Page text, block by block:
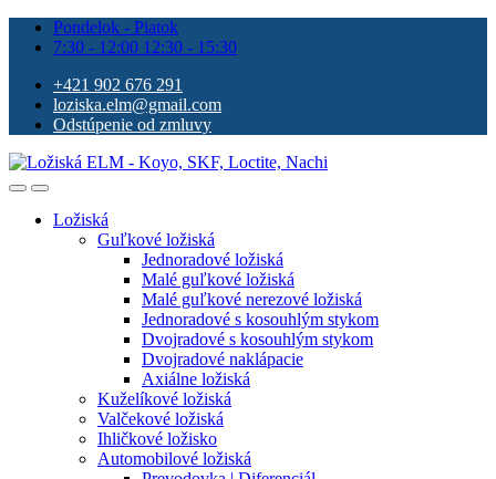
Pondelok - Piatok
7:30 - 12:00 12:30 - 15:30
+421 902 676 291
loziska.elm@gmail.com
Odstúpenie od zmluvy
Ložiská
Guľkové ložiská
Jednoradové ložiská
Malé guľkové ložiská
Malé guľkové nerezové ložiská
Jednoradové s kosouhlým stykom
Dvojradové s kosouhlým stykom
Dvojradové naklápacie
Axiálne ložiská
Kuželíkové ložiská
Valčekové ložiská
Ihličkové ložisko
Automobilové ložiská